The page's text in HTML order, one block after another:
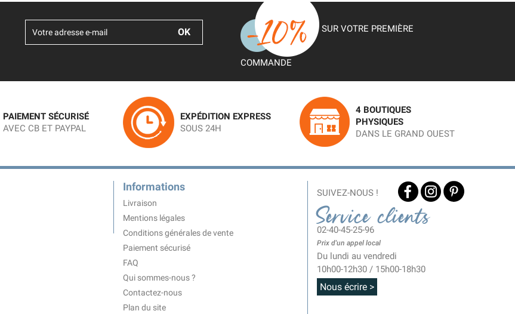
SUR VOTRE PREMIÈRE
COMMANDE
PAIEMENT SÉCURISÉ
AVEC CB ET PAYPAL
EXPÉDITION EXPRESS
SOUS 24H
4 BOUTIQUES
PHYSIQUES
DANS LE GRAND OUEST
Informations
Livraison
Mentions légales
Conditions générales de vente
Paiement sécurisé
FAQ
Qui sommes-nous ?
Contactez-nous
Plan du site
SUIVEZ-NOUS !
Service clients
02-40-45-25-96
Prix d'un appel local
Du lundi au vendredi
10h00-12h30 / 15h00-18h30
Nous écrire >